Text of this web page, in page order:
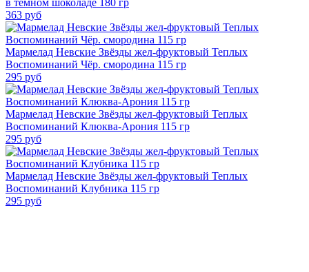
363 руб
Мармелад Невские Звёзды жел-фруктовый Теплых
Воспоминаний Чёр. смородина 115 гр
295 руб
Мармелад Невские Звёзды жел-фруктовый Теплых
Воспоминаний Клюква-Арония 115 гр
295 руб
Мармелад Невские Звёзды жел-фруктовый Теплых
Воспоминаний Клубника 115 гр
295 руб